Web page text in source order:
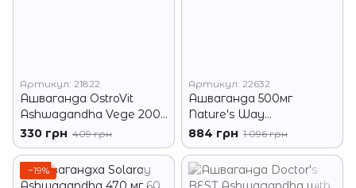
Артикул: 21822
Ашваганда OstroVit
Ashwagandha Vege 200
таб
330 грн 409 грн
Артикул: 22632
Ашваганда 500мг
Nature's Way
Ashwagandha 60 вег
капс
884 грн 1 096 грн
−19%